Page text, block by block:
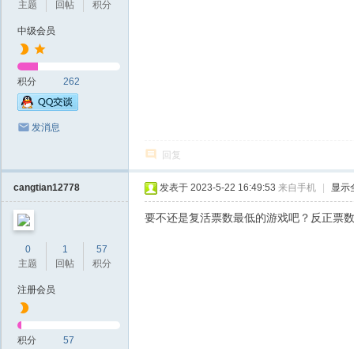
主题
回帖
积分
中级会员
积分 262
发消息
回复
cangtian12778
0
主题
1
回帖
57
积分
注册会员
积分 57
发表于 2023-5-22 16:49:53 来自手机 显示
要不还是复活票数最低的游戏吧？反正票